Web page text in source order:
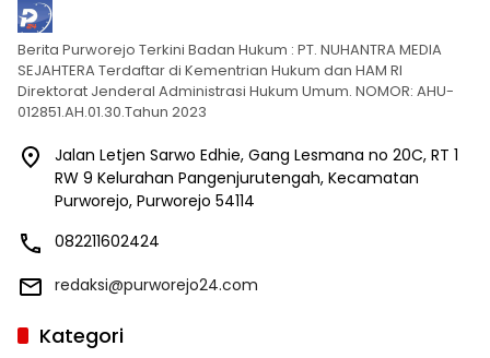
Berita Purworejo Terkini Badan Hukum : PT. NUHANTRA MEDIA
SEJAHTERA Terdaftar di Kementrian Hukum dan HAM RI
Direktorat Jenderal Administrasi Hukum Umum. NOMOR: AHU-
012851.AH.01.30.Tahun 2023
Jalan Letjen Sarwo Edhie, Gang Lesmana no 20C, RT 1
RW 9 Kelurahan Pangenjurutengah, Kecamatan
Purworejo, Purworejo 54114
082211602424
redaksi@purworejo24.com
Kategori